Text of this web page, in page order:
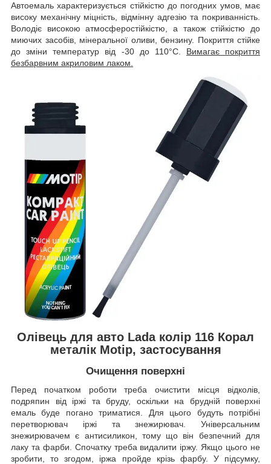
Автоемаль характеризується стійкістю до погодних умов, має
високу механічну міцність, відмінну адгезію та покриванність.
Володіє високою атмосферостійкістю, а також стійкістю до
миючих засобів, мінеральної оливи, бензину. Покриття стійке
до зміни температур від -30 до 110°C. Вимагає покриття
безбарвним акриловим лаком.
Олівець для авто Lada колір 116 Корал
металік Motip, застосування
Очищення поверхні
Перед початком роботи треба очистити місця відколів,
подряпин від іржі та бруду, оскільки на брудній поверхні
емаль буде погано триматися. Для цього будуть потрібні
перетворювач іржі та знежирювач. Універсальним
знежирювачем є антисиликон, тому що він безпечний для
лаку та фарби. Спочатку треба видалити іржу. Якщо цього не
зробити, то згодом, іржа пройде крізь фарбу. У підсумку,